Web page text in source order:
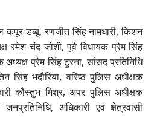
कपूर डब्बू, रणजीत सिंह नामधारी, किशन
रमेश चंद जोशी, पूर्व विधायक प्रेम सिंह
अध्यक्ष प्रेम सिंह टुरना, सांसद प्रतिनिधि
सिंह भदौरिया, वरिष्ठ पुलिस अधीक्षक
कौस्तुभ मिश्र, अपर पुलिस अधीक्षक
अधिकारी एवं क्षेत्रवासी